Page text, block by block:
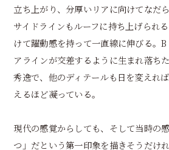
立ち上がり、分厚いリアに向けてなだ
サイドラインもルーフに持ち上げられ
けて躍動感を持って一直線に伸びる。
アラインが交差するように生まれ落ち
秀逸で、他のディテールも日を変えれ
えるほど凝っている。
現代の感覚からしても、そして当時の
つ」だという第一印象を描きそうだけ